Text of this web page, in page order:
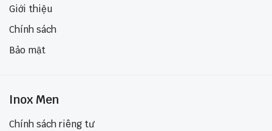
Giới thiệu
Chính sách
Bảo mật
Inox Men
Chính sách riêng tư